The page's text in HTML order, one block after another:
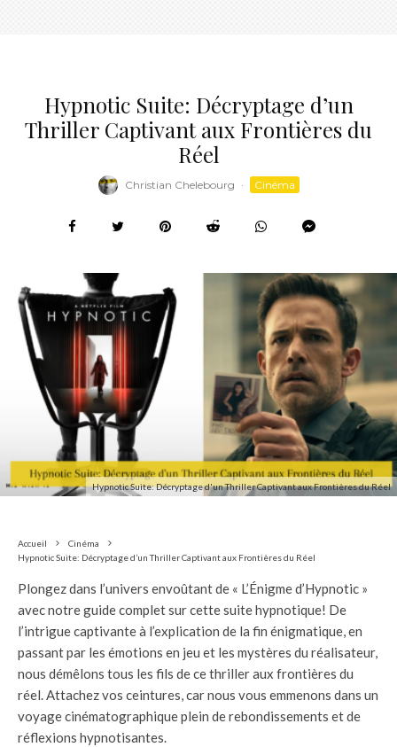
Hypnotic Suite: Décryptage d’un
Thriller Captivant aux Frontières du
Réel
Christian Chelebourg · Cinéma
Hypnotic Suite: Décryptage d'un Thriller Captivant aux Frontières du Réel
Accueil
Cinéma
Hypnotic Suite: Décryptage d’un Thriller Captivant aux Frontières du Réel
Plongez dans l’univers envoûtant de « L’Énigme d’Hypnotic »
avec notre guide complet sur cette suite hypnotique! De
l’intrigue captivante à l’explication de la fin énigmatique, en
passant par les émotions en jeu et les mystères du réalisateur,
nous démêlons tous les fils de ce thriller aux frontières du
réel. Attachez vos ceintures, car nous vous emmenons dans un
voyage cinématographique plein de rebondissements et de
réflexions hypnotisantes.